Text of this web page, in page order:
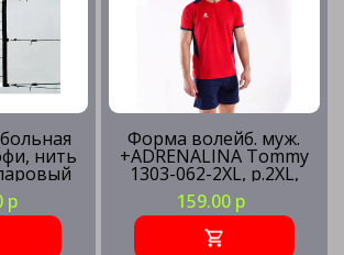
нить
р
Форма волейб. муж.
+ADRENALINA Tommy
1303-062-2XL, р.2XL,
100% полиэстер,
красно-синий
159.00 р